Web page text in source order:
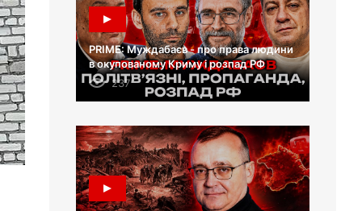
PRIME: Муждабаєв - про права людини
в окупованому Криму і розпад РФ
237